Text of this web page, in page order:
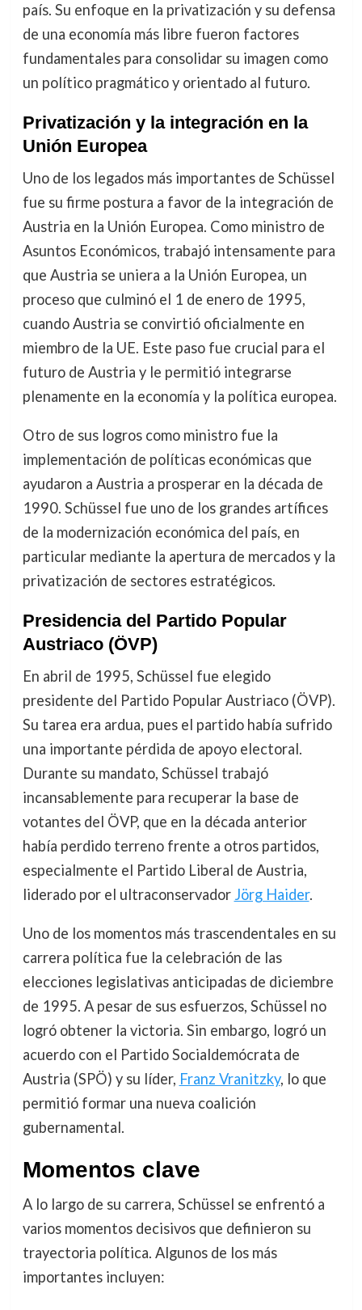
país. Su enfoque en la privatización y su defensa
de una economía más libre fueron factores
fundamentales para consolidar su imagen como
un político pragmático y orientado al futuro.
Privatización y la integración en la
Unión Europea
Uno de los legados más importantes de Schüssel
fue su firme postura a favor de la integración de
Austria en la Unión Europea. Como ministro de
Asuntos Económicos, trabajó intensamente para
que Austria se uniera a la Unión Europea, un
proceso que culminó el 1 de enero de 1995,
cuando Austria se convirtió oficialmente en
miembro de la UE. Este paso fue crucial para el
futuro de Austria y le permitió integrarse
plenamente en la economía y la política europea.
Otro de sus logros como ministro fue la
implementación de políticas económicas que
ayudaron a Austria a prosperar en la década de
1990. Schüssel fue uno de los grandes artífices
de la modernización económica del país, en
particular mediante la apertura de mercados y la
privatización de sectores estratégicos.
Presidencia del Partido Popular
Austriaco (ÖVP)
En abril de 1995, Schüssel fue elegido
presidente del Partido Popular Austriaco (ÖVP).
Su tarea era ardua, pues el partido había sufrido
una importante pérdida de apoyo electoral.
Durante su mandato, Schüssel trabajó
incansablemente para recuperar la base de
votantes del ÖVP, que en la década anterior
había perdido terreno frente a otros partidos,
especialmente el Partido Liberal de Austria,
liderado por el ultraconservador Jörg Haider.
Uno de los momentos más trascendentales en su
carrera política fue la celebración de las
elecciones legislativas anticipadas de diciembre
de 1995. A pesar de sus esfuerzos, Schüssel no
logró obtener la victoria. Sin embargo, logró un
acuerdo con el Partido Socialdemócrata de
Austria (SPÖ) y su líder, Franz Vranitzky, lo que
permitió formar una nueva coalición
gubernamental.
Momentos clave
A lo largo de su carrera, Schüssel se enfrentó a
varios momentos decisivos que definieron su
trayectoria política. Algunos de los más
importantes incluyen: